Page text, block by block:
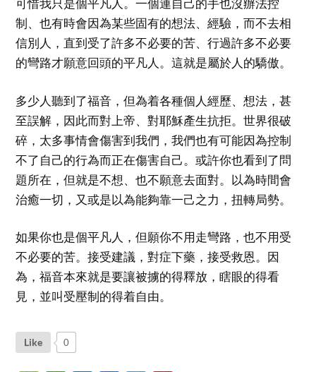
可惜我只是個平凡人。一個連自己的手也沒辦法控
制、也有時會因為某些固有的想法、經驗，而不去相
信別人，直到受了許多不必要的苦、行過許多不必要
的彎路才願意回頭的平凡人。這就是屬於人的驕傲。
多少人聽到了福音，但為着各種個人經歷、想法，甚
至誤解，因此而對上帝、對耶穌產生抗拒。世界很破
碎，太多事情會傷害到我們，我們也有可能因為控制
不了自己的行為而正在傷害自己。或許你也看到了問
題所在，但就是不想、也不願意去面對。以為時間會
治癒一切，又或是以為能夠靠一己之力，扭轉局勢。
如果你也是個平凡人，但願你不用走彎路，也不用受
不必要的苦。接受建議，對症下藥，接受救恩。因
為，福音本來就是要讓被擄的得釋放，瞎眼的得看
見，並叫受壓制的得着自由。
Like 0